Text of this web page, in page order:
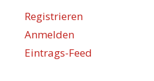
Registrieren
Anmelden
Eintrags-Feed